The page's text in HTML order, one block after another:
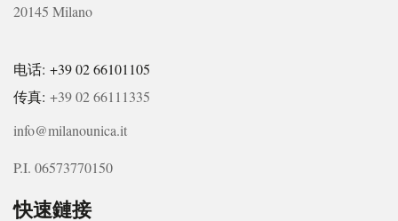
20145 Milano
电话: +39 02 66101105
传真: +39 02 66111335
info@milanounica.it
P.I. 06573770150
快速鏈接